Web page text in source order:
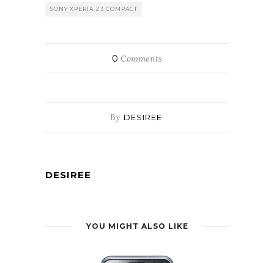
SONY XPERIA Z3 COMPACT
0 Comments
By DESIREE
DESIREE
YOU MIGHT ALSO LIKE